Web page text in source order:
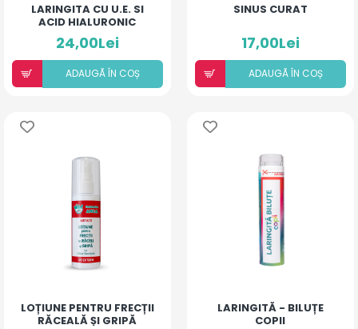
LARINGITA CU U.E. SI
ACID HIALURONIC
(PIERSICĂ ȘI MANGO)
24,00Lei
ADAUGÃ ÎN COȘ
SINUS CURAT
17,00Lei
ADAUGÃ ÎN COȘ
LOȚIUNE PENTRU FRECȚII
RĂCEALĂ ȘI GRIPĂ
LARINGITĂ - BILUȚE
COPII